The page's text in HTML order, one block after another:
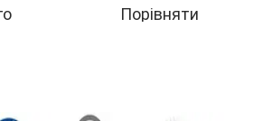
Порівняти